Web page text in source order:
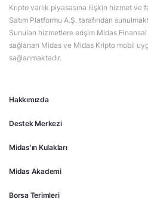
Hakkımızda
Destek Merkezi
Midas'ın Kulakları
Midas Akademi
Borsa Terimleri
Kripto varlık piyasasına ilişkin hizmet ve
Satım Platformu A.Ş. tarafından
Sunulan hizmetlere erişim Midas
sağlanan Midas ve Midas Kripto mobil
sağlanmaktadır.